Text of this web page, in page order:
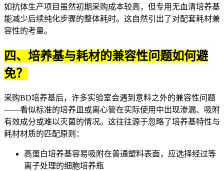
如抗体生产项目虽然初期采购成本较高，但专用无血清培养基
能减少后续纯化步骤的整体耗时。这自然引出了对配套耗材兼
容性的考量。
四、培养基与耗材的兼容性问题如何避
免？
采购BD培养基后，许多实验室会遇到意料之外的兼容性问题
——看似标准的培养皿 或离心管在实际使用中出现渗漏、吸附
有效成分或难以灭菌的情况。这往往源于忽略了培养基特性与
耗材材质的匹配原则：
高蛋白培养基容易吸附在普通塑料表面，应选择经过等
离子处理的细胞培养瓶